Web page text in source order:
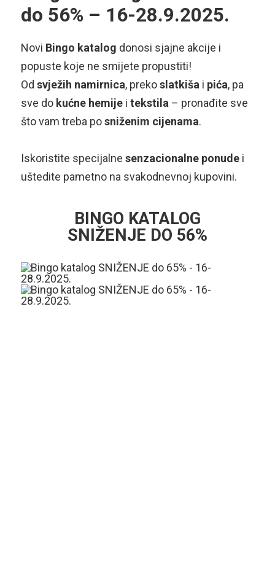
do 56% – 16-28.9.2025.
Novi Bingo katalog donosi sjajne akcije i
popuste koje ne smijete propustiti!
Od svježih namirnica, prekoslatkiša i pića, pa
sve do kućne hemijei tekstila – pronađite sve
što vam treba posniženim cijenama.
Iskoristite specijalne senzacionalne ponudei
uštedite pametno na svakodnevnoj kupovini.
BINGO KATALOG
SNIŽENJE DO 56%